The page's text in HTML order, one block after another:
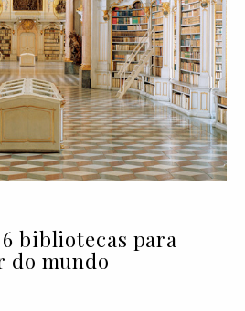
bibliotecas para
do mundo